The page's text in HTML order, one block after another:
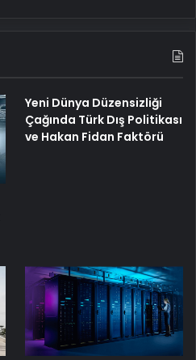
Yeni Dünya Düzensizliği
Çağında Türk Dış Politikası
ve Hakan Fidan Faktörü